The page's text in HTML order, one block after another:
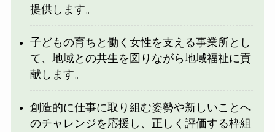
提供します。
子どもの育ちと働く女性を支える事業所とし
て、地域との共生を図りながら地域福祉に貢
献します。
創造的に仕事に取り組む姿勢や新しいことへ
のチャレンジを応援し、正しく評価する枠組